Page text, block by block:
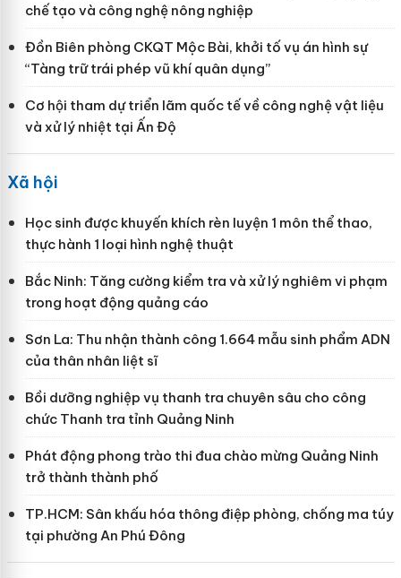
chế tạo và công nghệ nông nghiệp
Đồn Biên phòng CKQT Mộc Bài, khởi tố vụ án hình sự
“Tàng trữ trái phép vũ khí quân dụng”
Cơ hội tham dự triển lãm quốc tế về công nghệ vật liệu
và xử lý nhiệt tại Ấn Độ
Xã hội
Học sinh được khuyến khích rèn luyện 1 môn thể thao,
thực hành 1 loại hình nghệ thuật
Bắc Ninh: Tăng cường kiểm tra và xử lý nghiêm vi phạm
trong hoạt động quảng cáo
Sơn La: Thu nhận thành công 1.664 mẫu sinh phẩm ADN
của thân nhân liệt sĩ
Bồi dưỡng nghiệp vụ thanh tra chuyên sâu cho công
chức Thanh tra tỉnh Quảng Ninh
Phát động phong trào thi đua chào mừng Quảng Ninh
trở thành thành phố
TP.HCM: Sân khấu hóa thông điệp phòng, chống ma túy
tại phường An Phú Đông